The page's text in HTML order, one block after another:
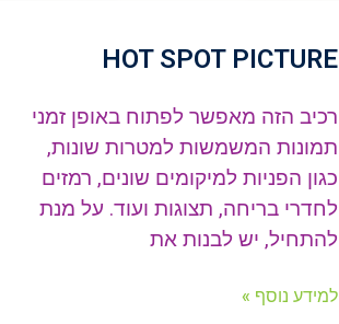
HOT SPOT PICTURE
רכיב הזה מאפשר לפתוח באופן זמני
תמונות המשמשות למטרות שונות,
כגון הפניות למיקומים שונים, רמזים
לחדרי בריחה, תצוגות ועוד. על מנת
להתחיל, יש לבנות את
למידע נוסף »